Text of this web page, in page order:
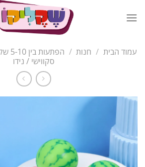
עמוד הבית / חנות / הפתעות בין 5-10 שקלים
סקווישי / נידו